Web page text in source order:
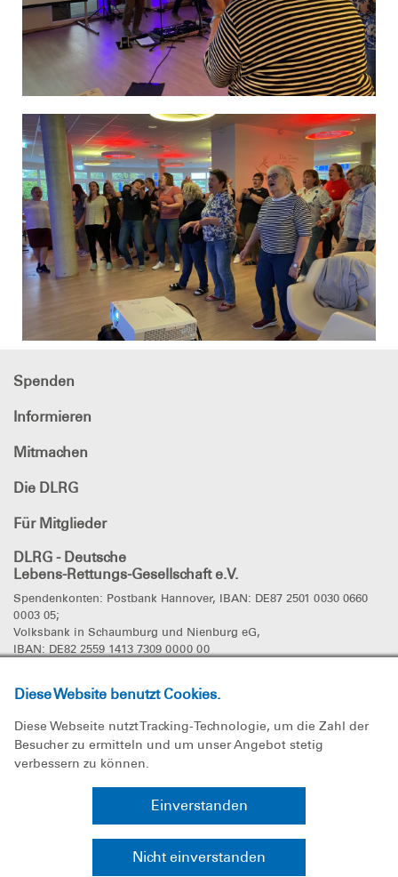
Diese Website benutzt Cookies.
Diese Webseite nutzt Tracking-Technologie, um die Zahl der
Besucher zu ermitteln und um unser Angebot stetig
verbessern zu können.
Einverstanden
Nicht einverstanden
Spenden
Informieren
Mitmachen
Die DLRG
Für Mitglieder
DLRG - Deutsche
Lebens-Rettungs-Gesellschaft e.V.
Spendenkonten: Postbank Hannover, IBAN: DE87 2501 0030 0660
0003 05;
Volksbank in Schaumburg und Nienburg eG,
IBAN: DE82 2559 1413 7309 0000 00
DLRG in den sozialen Netzwerken
Die DLRG ist wegen Förderung der Rettung aus Lebensgefahr von
der Körperschaftssteuer befreit (St.Nr. 44/200/71175, Finanzamt